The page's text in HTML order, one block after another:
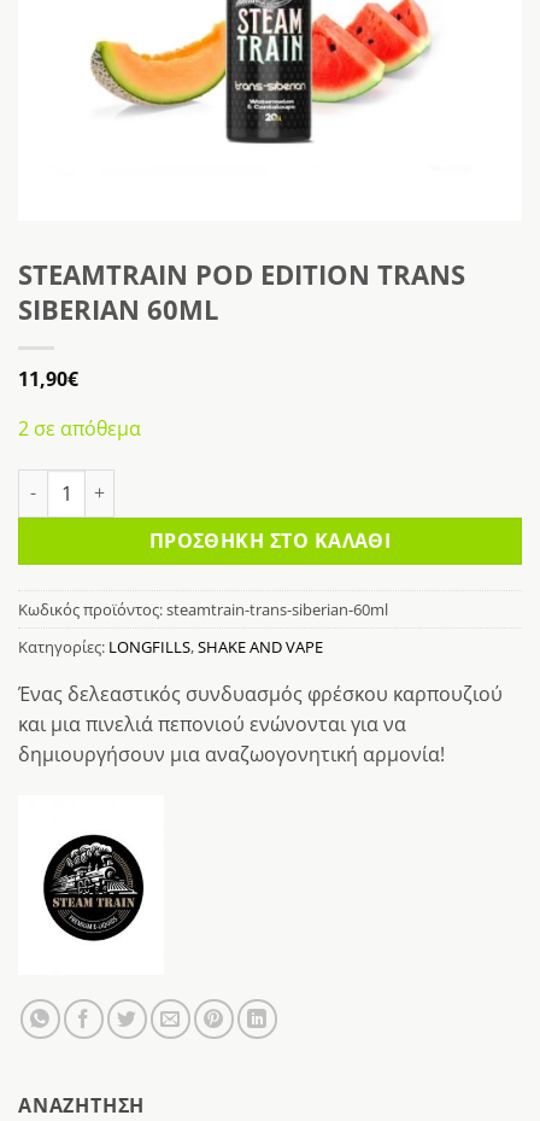
STEAMTRAIN POD EDITION TRANS
SIBERIAN 60ML
11,90€
2 σε απόθεμα
ΠΡΟΣΘΉΚΗ ΣΤΟ ΚΑΛΆΘΙ
Κωδικός προϊόντος:steamtrain-trans-siberian-60ml
Κατηγορίες: LONGFILLS,SHAKE AND VAPE
Ένας δελεαστικός συνδυασμός φρέσκου καρπουζιού
και μια πινελιά πεπονιού ενώνονται για να
δημιουργήσουν μια αναζωογονητική αρμονία!
AΝΑΖΉΤΗΣΗ